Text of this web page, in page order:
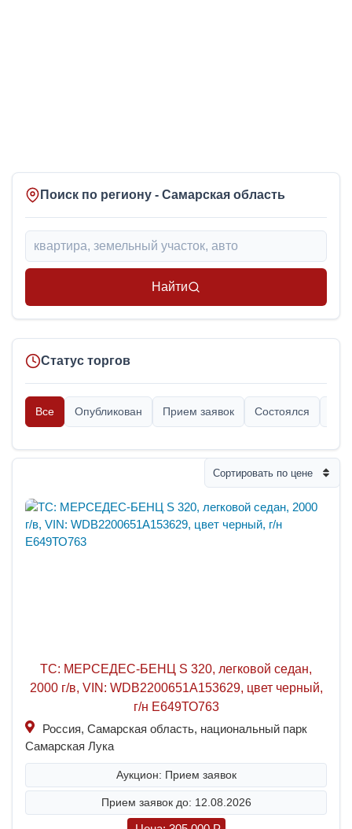
Поиск по региону - Самарская область
Найти
Статус торгов
Все Опубликован Прием заявок Состоялся
Сортировать по цене
ТС: МЕРСЕДЕС-БЕНЦ S 320, легковой седан,
2000 г/в, VIN: WDB2200651A153629, цвет черный,
г/н Е649ТО763
Россия, Самарская область, национальный парк
Самарская Лука
Аукцион: Прием заявок
Прием заявок до: 12.08.2026